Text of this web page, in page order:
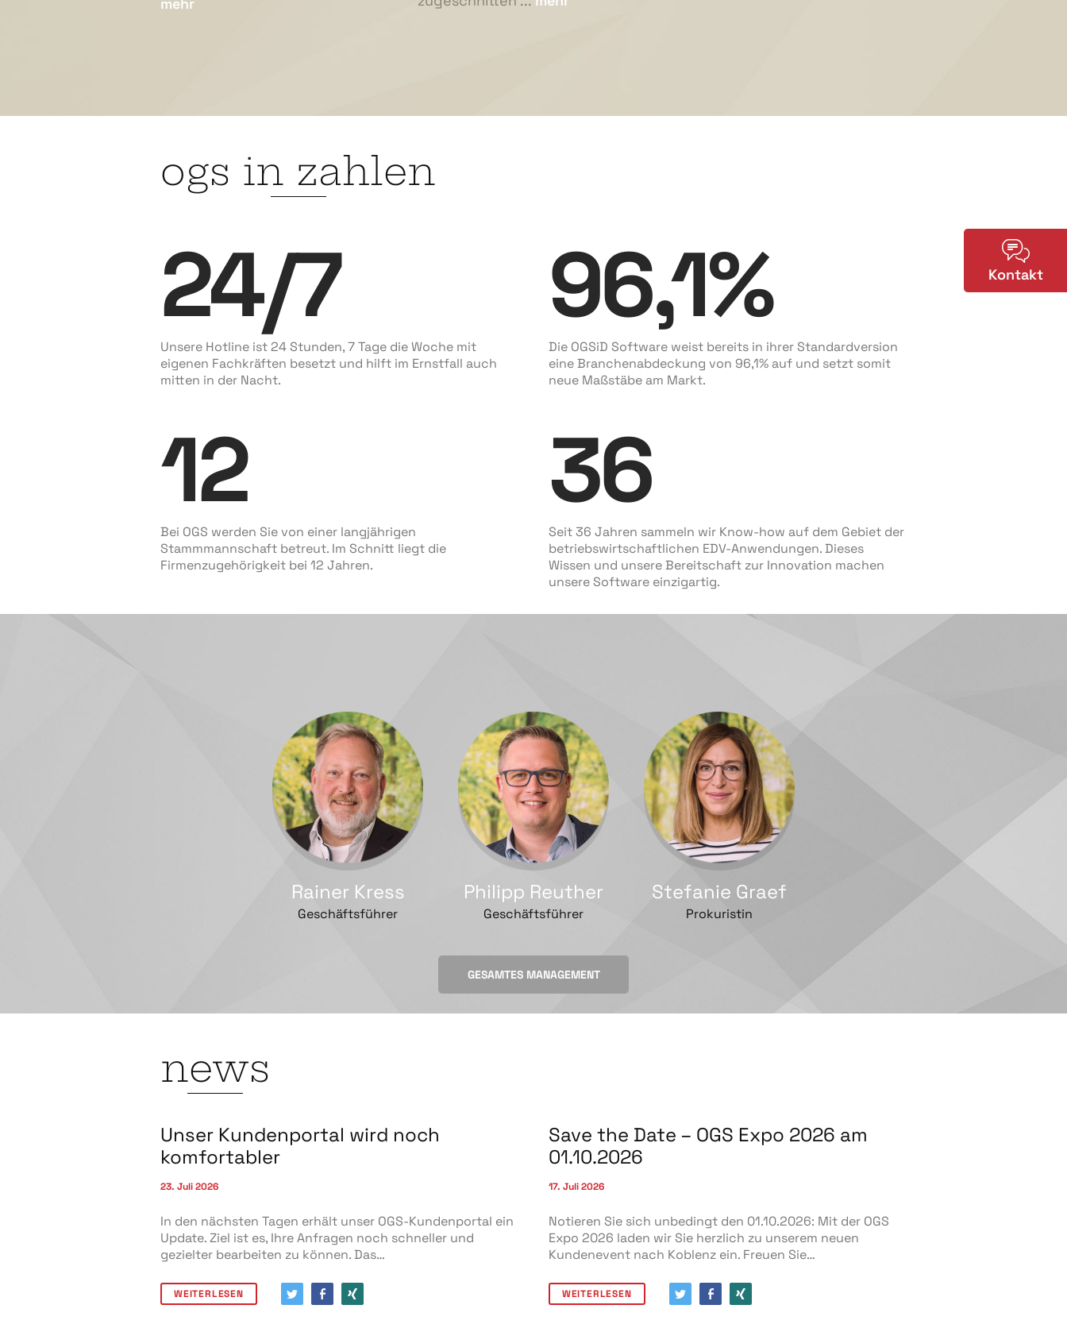
Kontakt
ogs in zahlen
24/7
Unsere Hotline ist 24 Stunden, 7 Tage die Woche mit
eigenen Fachkräften besetzt und hilft im Ernstfall auch
mitten in der Nacht.
12
Bei OGS werden Sie von einer langjährigen
Stammmannschaft betreut. Im Schnitt liegt die
Firmenzugehörigkeit bei 12 Jahren.
96,1%
Die OGSiD Software weist bereits in ihrer Standardversion
eine Branchenabdeckung von 96,1% auf und setzt somit
neue Maßstäbe am Markt.
36
Seit 36 Jahren sammeln wir Know-how auf dem Gebiet der
betriebswirtschaftlichen EDV-Anwendungen. Dieses
Wissen und unsere Bereitschaft zur Innovation machen
unsere Software einzigartig.
Rainer Kress
Geschäftsführer
Philipp Reuther
Geschäftsführer
Stefanie Graef
Prokuristin
Manfred Over
GESAMTES MANAGEMENT
news
Unser Kundenportal wird noch
komfortabler
23. Juli 2026
In den nächsten Tagen erhält unser OGS-Kundenportal ein
Update. Ziel ist es, Ihre Anfragen noch schneller und
gezielter bearbeiten zu können. Das…
WEITERLESEN
Save the Date – OGS Expo 2026 am
01.10.2026
17. Juli 2026
Notieren Sie sich unbedingt den 01.10.2026: Mit der OGS
Expo 2026 laden wir Sie herzlich zu unserem neuen
Kundenevent nach Koblenz ein. Freuen Sie…
WEITERLESEN